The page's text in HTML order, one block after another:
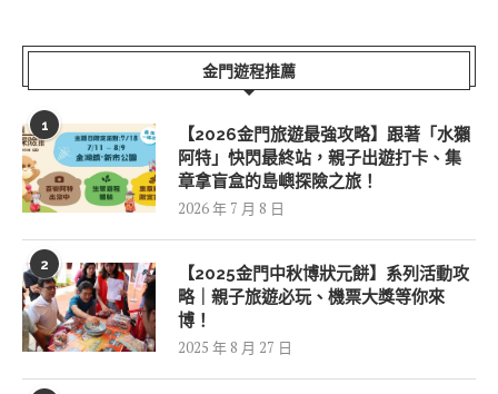
金門遊程推薦
1
【2026金門旅遊最強攻略】跟著「水獺
阿特」快閃最終站，親子出遊打卡、集
章拿盲盒的島嶼探險之旅！
2026 年 7 月 8 日
2
【2025金門中秋博狀元餅】系列活動攻
略｜親子旅遊必玩、機票大獎等你來
博！
2025 年 8 月 27 日